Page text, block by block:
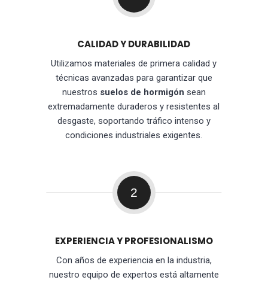
CALIDAD Y DURABILIDAD
Utilizamos materiales de primera calidad y
técnicas avanzadas para garantizar que
nuestros suelos de hormigón sean
extremadamente duraderos y resistentes al
desgaste, soportando tráfico intenso y
condiciones industriales exigentes.
2
EXPERIENCIA Y PROFESIONALISMO
Con años de experiencia en la industria,
nuestro equipo de expertos está altamente